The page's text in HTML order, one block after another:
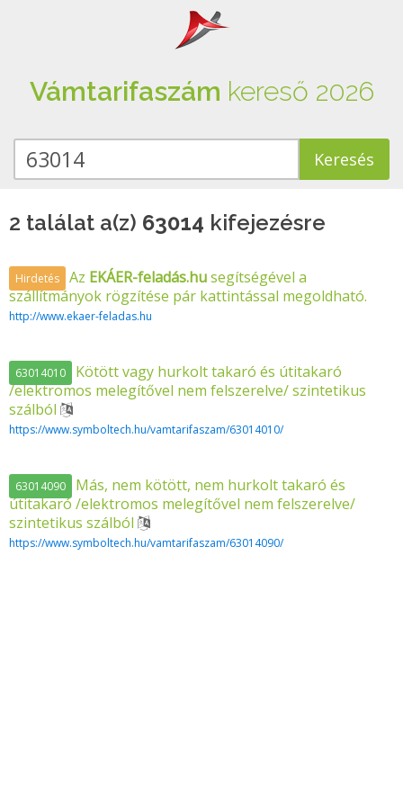
Vámtarifaszám kereső 2026
2 találat a(z) 63014 kifejezésre
Hirdetés Az EKÁER-feladás.husegítségével a
szállítmányok rögzítése pár kattintással megoldható.
http://www.ekaer-feladas.hu
63014010
Kötött vagy hurkolt takaró és útitakaró
/elektromos melegítővel nem felszerelve/ szintetikus
szálból
https://www.symboltech.hu/vamtarifaszam/63014010/
63014090
Más, nem kötött, nem hurkolt takaró és
útitakaró /elektromos melegítővel nem felszerelve/
szintetikus szálból
https://www.symboltech.hu/vamtarifaszam/63014090/